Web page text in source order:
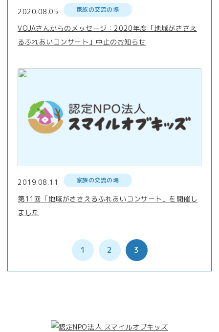
2020.08.05 家族の交流の場
VOJAさんからのメッセージ：2020年度「地域がささえ
るふれあいコンサート」中止のお知らせ
2019.08.11 家族の交流の場
第11回「地域がささえるふれあいコンサート」を開催し
ました
1 2 3